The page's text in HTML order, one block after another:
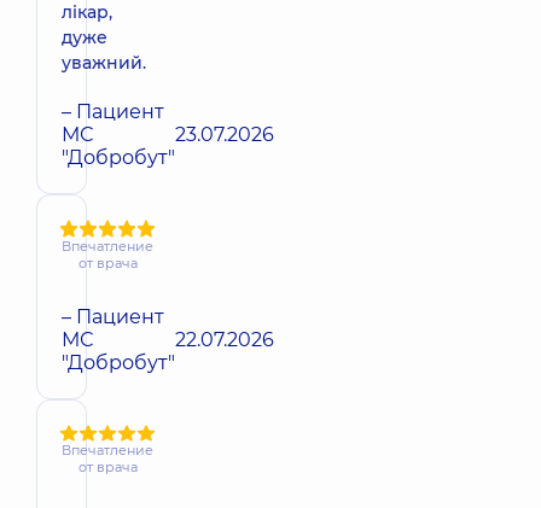
лікар,
дуже
уважний.
– Пациент
МС
"Добробут"
23.07.2026
Впечатление
от врача
– Пациент
МС
"Добробут"
22.07.2026
Впечатление
от врача